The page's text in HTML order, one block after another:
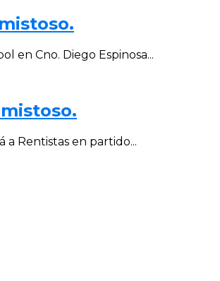
en Cno. Diego Espinosa...
a Rentistas en partido...